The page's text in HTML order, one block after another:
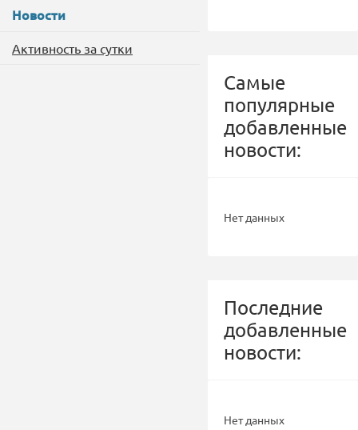
Новости
Активность за сутки
Самые
популярные
добавленные
новости:
Нет данных
Последние
добавленные
новости:
Нет данных